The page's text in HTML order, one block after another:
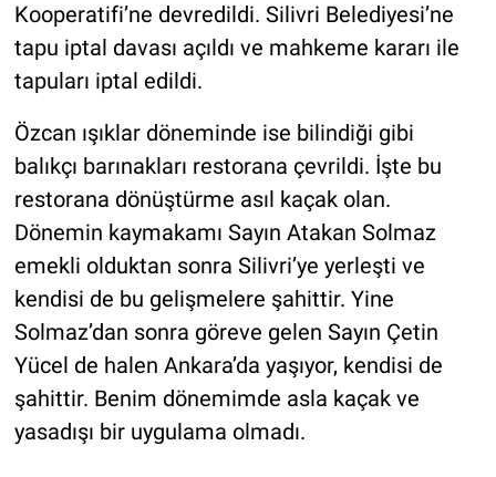
Kooperatifi’ne devredildi. Silivri Belediyesi’ne
tapu iptal davası açıldı ve mahkeme kararı ile
tapuları iptal edildi.
Özcan ışıklar döneminde ise bilindiği gibi
balıkçı barınakları restorana çevrildi. İşte bu
restorana dönüştürme asıl kaçak olan.
Dönemin kaymakamı Sayın Atakan Solmaz
emekli olduktan sonra Silivri’ye yerleşti ve
kendisi de bu gelişmelere şahittir. Yine
Solmaz’dan sonra göreve gelen Sayın Çetin
Yücel de halen Ankara’da yaşıyor, kendisi de
şahittir. Benim dönemimde asla kaçak ve
yasadışı bir uygulama olmadı.